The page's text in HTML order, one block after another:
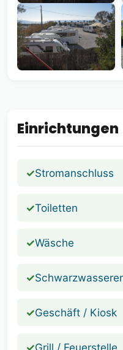
Einrichtungen
✓Stromanschluss
✓Toiletten
✓Wäsche
✓
✓Geschäft / Kiosk
✓Grill / Feuerstelle